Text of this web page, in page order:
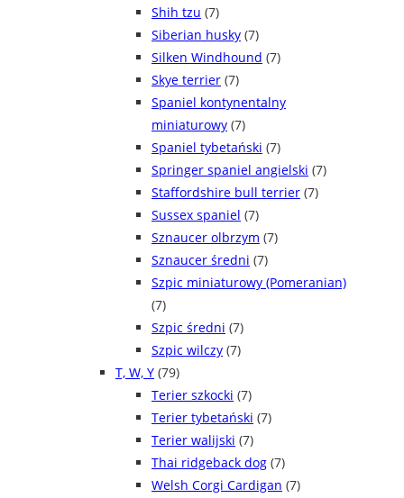
Shih tzu (7)
Siberian husky (7)
Silken Windhound (7)
Skye terrier (7)
Spaniel kontynentalny
miniaturowy (7)
Spaniel tybetański (7)
Springer spaniel angielski (7)
Staffordshire bull terrier (7)
Sussex spaniel (7)
Sznaucer olbrzym (7)
Sznaucer średni (7)
Szpic miniaturowy (Pomeranian)
(7)
Szpic średni (7)
Szpic wilczy (7)
T, W, Y (79)
Terier szkocki (7)
Terier tybetański (7)
Terier walijski (7)
Thai ridgeback dog (7)
Welsh Corgi Cardigan (7)